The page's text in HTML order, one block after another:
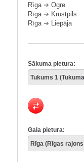
Rīga➔ Ogre
Rīga➔ Krustpils
Rīga➔ Liepāja
Sākuma pietura:
Gala pietura: